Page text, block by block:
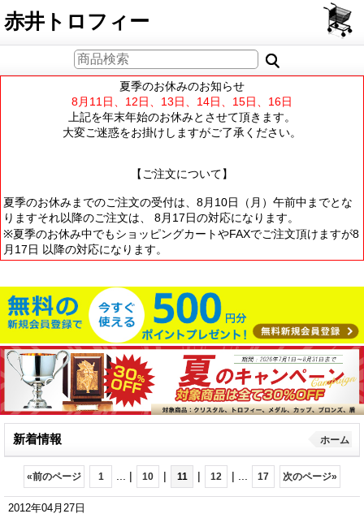
PCサイト
赤井トロフィー
夏季のお休みのお知らせ
8月11日、12日、13日、14日、15日、16日
上記を年末年始のお休みとさせて頂きます。
大変ご迷惑をお掛けしますがご了承ください。
【ご注文について】
夏季のお休みまでのご注文の受付は、8月10日（月）午前中までとな
りますそれ以降のご注文は、 8月17日の対応になります。
※夏季のお休み中でもショッピングカートやFAXでご注文頂けますが8
月17日 以降の対応になります。
新着情報 ホーム
«前のページ 1 | 10 | 11 | 12 | 17 次のページ»
2012年04月27日